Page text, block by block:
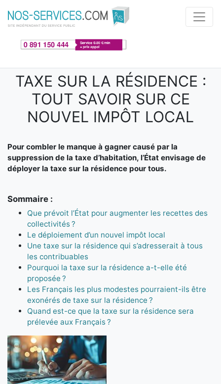
Aller au contenu principal
TAXE SUR LA RÉSIDENCE :
TOUT SAVOIR SUR CE
NOUVEL IMPÔT LOCAL
Pour combler le manque à gagner causé par la
suppression de la taxe d’habitation, l’État envisage de
déployer la taxe sur la résidence pour tous.
Sommaire :
Que prévoit l’État pour augmenter les recettes des
collectivités ?
Le déploiement d’un nouvel impôt local
Une taxe sur la résidence qui s’adresserait à tous
les contribuables
Pourquoi la taxe sur la résidence a-t-elle été
proposée ?
Les Français les plus modestes pourraient-ils être
exonérés de taxe sur la résidence ?
Quand est-ce que la taxe sur la résidence sera
prélevée aux Français ?